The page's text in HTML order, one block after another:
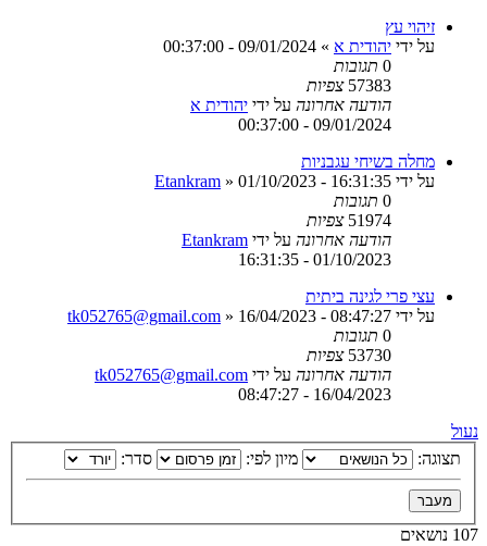
זיהוי עץ
על ידי יהודית א »
09/01/2024 - 00:37:00
0 תגובות
57383 צפיות
הודעה אחרונה על ידי יהודית א
09/01/2024 - 00:37:00
מחלה בשיחי עגבניות
על ידי
Etankram » 01/10/2023 - 16:31:35
0 תגובות
51974 צפיות
הודעה אחרונה על ידי Etankram
01/10/2023 - 16:31:35
עצי פרי לגינה ביתית
על ידי
tk052765@gmail.com » 16/04/2023 - 08:47:27
0 תגובות
53730 צפיות
הודעה אחרונה על ידי tk052765@gmail.com
16/04/2023 - 08:47:27
נעול
תצוגה:
מיון לפי: סדר:
107 נושאים